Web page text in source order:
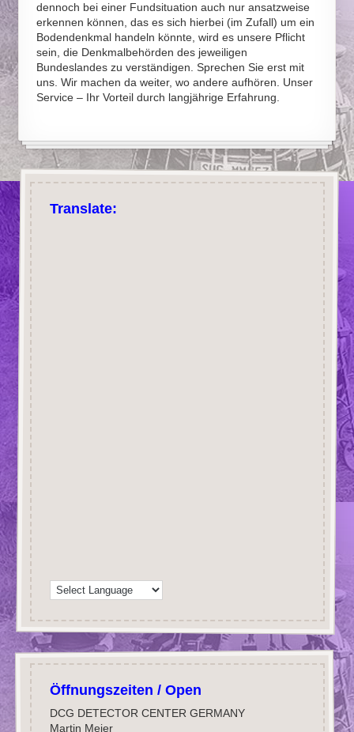
dennoch bei einer Fundsituation auch nur ansatzweise
erkennen können, das es sich hierbei (im Zufall) um ein
Bodendenkmal handeln könnte, wird es unsere Pflicht
sein, die Denkmalbehörden des jeweiligen
Bundeslandes zu verständigen. Sprechen Sie erst mit
uns. Wir machen da weiter, wo andere aufhören. Unser
Service – Ihr Vorteil durch langjährige Erfahrung.
Translate:
Öffnungszeiten / Open
DCG DETECTOR CENTER GERMANY
Martin Meier